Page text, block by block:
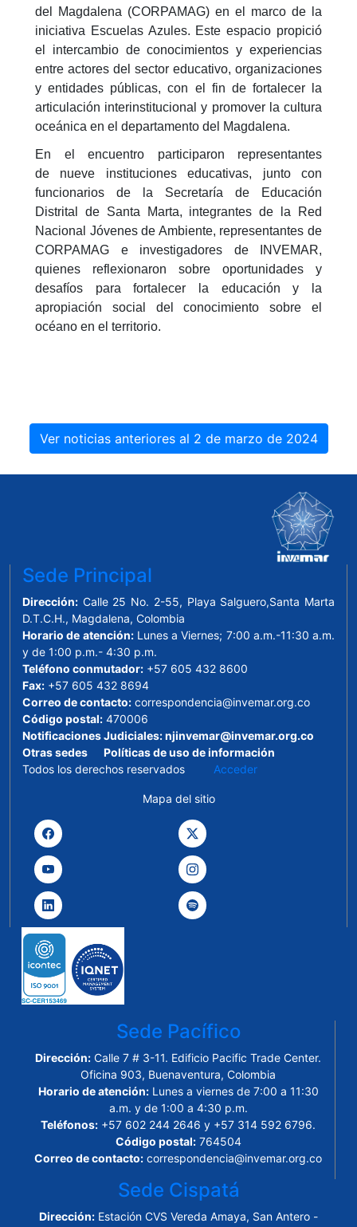
del Magdalena (CORPAMAG) en el marco de la
iniciativa Escuelas Azules. Este espacio propició
el intercambio de conocimientos y experiencias
entre actores del sector educativo, organizaciones
y entidades públicas, con el fin de fortalecer la
articulación interinstitucional y promover la cultura
oceánica en el departamento del Magdalena.
En el encuentro participaron representantes
de nueve instituciones educativas, junto con
funcionarios de la Secretaría de Educación
Distrital de Santa Marta, integrantes de la Red
Nacional Jóvenes de Ambiente, representantes de
CORPAMAG e investigadores de INVEMAR,
quienes reflexionaron sobre oportunidades y
desafíos para fortalecer la educación y la
apropiación social del conocimiento sobre el
océano en el territorio.
Ver noticias anteriores al 2 de marzo de 2024
Sede Principal
Dirección: Calle 25 No. 2-55, Playa Salguero,Santa Marta
D.T.C.H., Magdalena, Colombia
Horario de atención:Lunes a Viernes; 7:00 a.m.-11:30 a.m.
y de 1:00 p.m.- 4:30 p.m.
Teléfono conmutador: +57 605 432 8600
Fax: +57 605 432 8694
Correo de contacto: correspondencia@invemar.org.co
Código postal: 470006
Notificaciones Judiciales:njinvemar@invemar.org.co
Otras sedes
Políticas de uso de información
Todos los derechos reservados Acceder
Mapa del sitio
Sede Pacífico
Dirección: Calle 7 # 3-11. Edificio Pacific Trade Center.
Oficina 903, Buenaventura, Colombia
Horario de atención:Lunes a viernes de 7:00 a 11:30
a.m. y de 1:00 a 4:30 p.m.
Teléfonos: +57 602 244 2646 y +57 314 592 6796.
Código postal:764504
Correo de contacto: correspondencia@invemar.org.co
Sede Cispatá
Dirección: Estación CVS Vereda Amaya, San Antero -